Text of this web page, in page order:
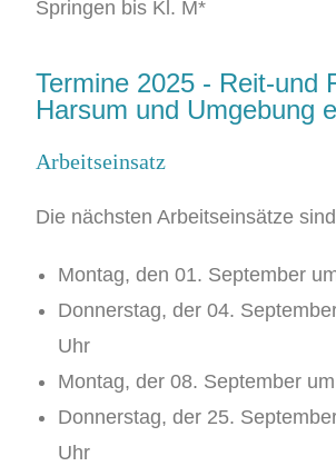
Springen bis Kl. M*
Termine 2025 - Reit-und
Harsum und Umgebung
Arbeitseinsatz
Die nächsten Arbeitseinsätze
Montag, den 01. September
Donnerstag, der 04.
Uhr
Montag, der 08. September
Donnerstag, der 25.
Uhr